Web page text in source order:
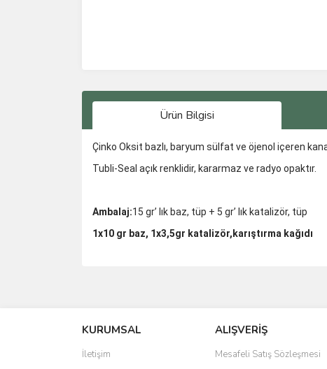
Ürün Bilgisi
Çinko Oksit bazlı, baryum sülfat ve öjenol içe­ren
Tubli-Seal açık renklidir, kararmaz ve radyo opaktır.
Ambalaj:15 gr’ lık baz, tüp + 5 gr’ lık katalizör, tüp
1x10 gr baz, 1x3,5gr katalizör,karıştırma kağıdı
Ürün resmi kalitesiz, bozuk veya görüntülenemiyor.
Ürün açıklamasında eksik bilgiler bulunuyor.
KURUMSAL
İletişim
ALIŞVERİŞ
Mesafeli Satış Sözleşmesi